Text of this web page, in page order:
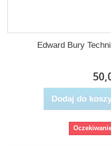
Edward Bury
Dodaj do